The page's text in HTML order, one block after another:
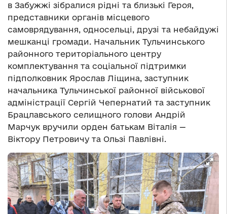
в Забужжі зібралися рідні та близькі Героя,
представники органів місцевого
самоврядування, односельці, друзі та небайдужі
мешканці громади. Начальник Тульчинського
районного територіального центру
комплектування та соціальної підтримки
підполковник Ярослав Ліщина, заступник
начальника Тульчинської районної військової
адміністрації Сергій Чепернатий та заступник
Брацлавського селищного голови Андрій
Марчук вручили орден батькам Віталія —
Віктору Петровичу та Ользі Павлівні.